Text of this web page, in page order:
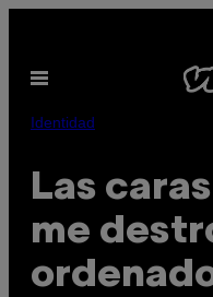
contenido
Abrir
Identidad
Las
me